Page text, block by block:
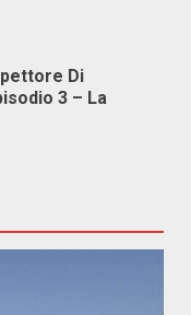
Di
3 – La